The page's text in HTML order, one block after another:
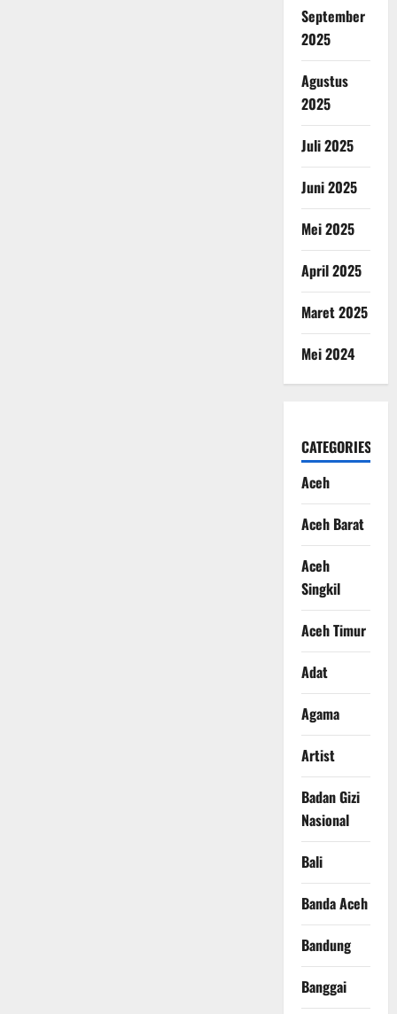
September
2025
Agustus
2025
Juli 2025
Juni 2025
Mei 2025
April 2025
Maret 2025
Mei 2024
CATEGORIES
Aceh
Aceh Barat
Aceh
Singkil
Aceh Timur
Adat
Agama
Artist
Badan Gizi
Nasional
Bali
Banda Aceh
Bandung
Banggai